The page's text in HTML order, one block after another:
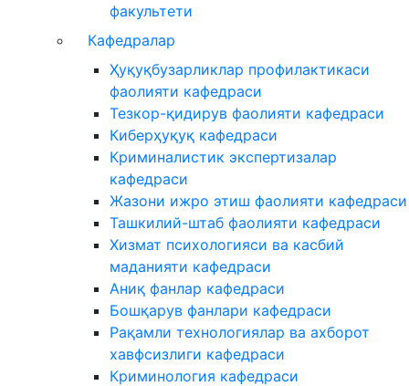
факультети
Кафедралар
Ҳуқуқбузарликлар профилактикаси
фаолияти кафедраси
Тезкор-қидирув фаолияти кафедраси
Киберҳуқуқ кафедраси
Криминалистик экспертизалар
кафедраси
Жазони ижро этиш фаолияти кафедраси
Ташкилий-штаб фаолияти кафедраси
Хизмат психологияси ва касбий
маданияти кафедраси
Аниқ фанлар кафедраси
Бошқарув фанлари кафедраси
Рақамли технологиялар ва ахборот
хавфсизлиги кафедраси
Криминология кафедраси